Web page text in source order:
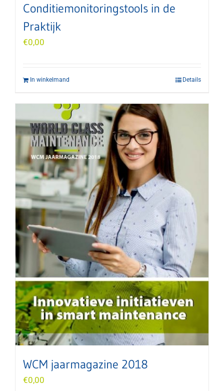
Conditiemonitoringstools in de
Praktijk
€0,00
In winkelmand Details
WCM jaarmagazine 2018
€0,00